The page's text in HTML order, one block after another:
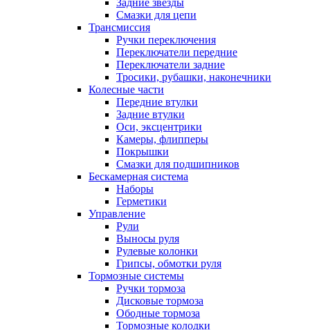
Смазки для цепи
Трансмиссия
Ручки переключения
Переключатели передние
Переключатели задние
Тросики, рубашки, наконечники
Колесные части
Передние втулки
Задние втулки
Оси, эксцентрики
Камеры, флипперы
Покрышки
Смазки для подшипников
Бескамерная система
Наборы
Герметики
Управление
Рули
Выносы руля
Рулевые колонки
Грипсы, обмотки руля
Тормозные системы
Ручки тормоза
Дисковые тормоза
Ободные тормоза
Тормозные колодки